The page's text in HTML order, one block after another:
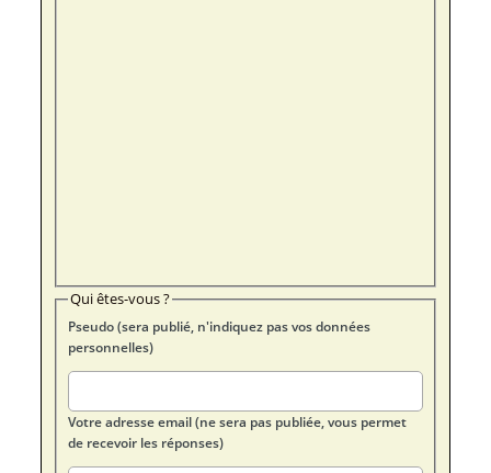
Qui êtes-vous ?
Pseudo (sera publié, n'indiquez pas vos données
personnelles)
Votre adresse email (ne sera pas publiée, vous permet
de recevoir les réponses)